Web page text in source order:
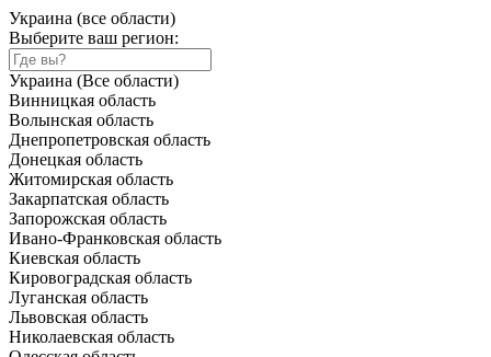
Украина (все области)
Выберите ваш регион:
Украина (Все области)
Винницкая область
Волынская область
Днепропетровская область
Донецкая область
Житомирская область
Закарпатская область
Запорожская область
Ивано-Франковская область
Киевская область
Кировоградская область
Луганская область
Львовская область
Николаевская область